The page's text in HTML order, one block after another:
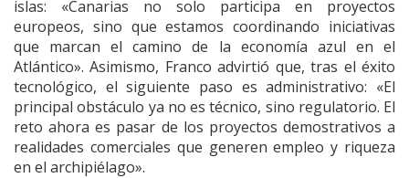
islas: «Canarias no solo participa en proyectos
europeos, sino que estamos coordinando iniciativas
que marcan el camino de la economía azul en el
Atlántico». Asimismo, Franco advirtió que, tras el éxito
tecnológico, el siguiente paso es administrativo: «El
principal obstáculo ya no es técnico, sino regulatorio. El
reto ahora es pasar de los proyectos demostrativos a
realidades comerciales que generen empleo y riqueza
en el archipiélago».